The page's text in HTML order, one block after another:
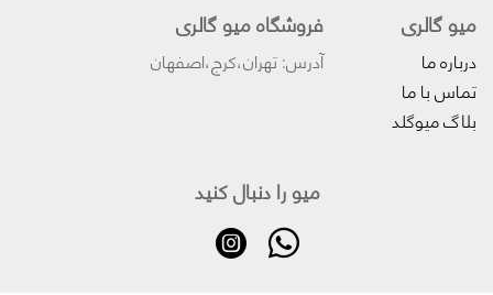
میو گالری
درباره ما
تماس با ما
بلاگ میوگلد
فروشگاه میو گالری
آدرس: تهران،کرج،اصفهان
میو را دنبال کنید